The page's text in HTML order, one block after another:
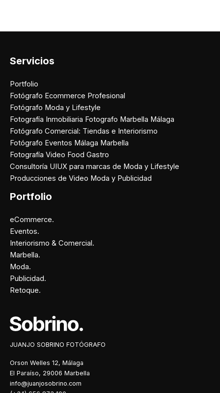
Servicios
Portfolio
Fotógrafo Ecommerce Profesional
Fotógrafo Moda y Lifestyle
Fotografía Inmobiliaria Fotografo Marbella Málaga
Fotógrafo Comercial: Tiendas e Interiorismo
Fotógrafo Eventos Málaga Marbella
Fotografía Video Food Gastro
Consultoría UIUX para marcas de Moda y Lifestyle
Producciones de Video Moda y Publicidad
Portfolio
eCommerce.
Eventos.
Interiorismo & Comercial.
Marbella.
Moda.
Publicidad.
Retoque.
JUANJO SOBRINO FOTÓGRAFO
Orson Welles 12, Málaga
El Paraíso, 29006 Marbella
info@juanjosobrino.com